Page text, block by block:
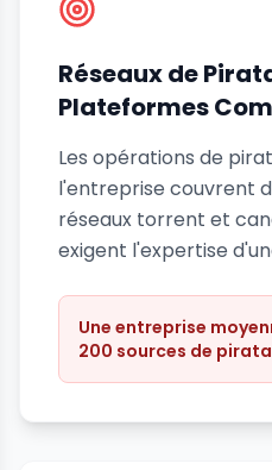
Réseaux de
Plateformes
Les opérations de
l'entreprise couvrent
réseaux torrent et
exigent l'expertise
Une entreprise
200 sources de